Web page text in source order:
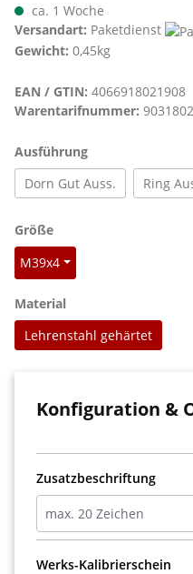
ca. 1 Woche
Versandart: Paketdienst
Gewicht: 0,45kg
EAN / GTIN: 4066918021908
Warentarifnummer:
Ausführungauswählen
Dorn Gut Auss.
Ring
Größeauswählen
M39x4
Materialauswählen
Lehrenstahl gehärtet
Konfiguration &
Zusatzbeschriftung
Werks-Kalibrierschein